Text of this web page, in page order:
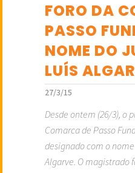
FORO DA
PASSO
NOME DO
LUÍS
27/3/15
Desde ontem (26/3), o
Comarca de Passo
designado com o
Algarve. O